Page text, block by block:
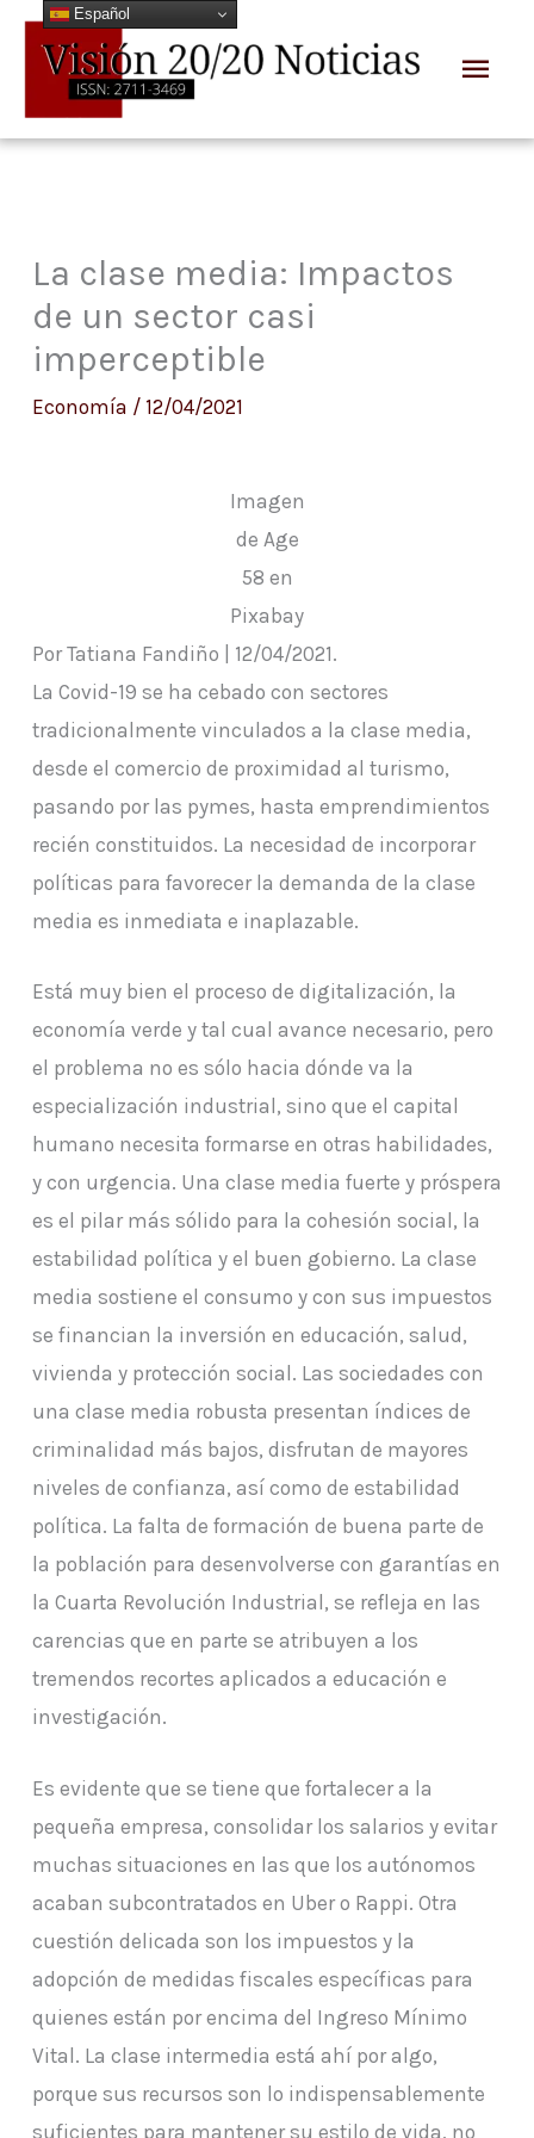
contenido
La clase media: Impactos
de un sector casi
imperceptible
Economía / 12/04/2021
Imagen
de Age
58 en
Pixabay
Por Tatiana Fandiño | 12/04/2021.
La Covid-19 se ha cebado con sectores
tradicionalmente vinculados a la clase media,
desde el comercio de proximidad al turismo,
pasando por las pymes, hasta emprendimientos
recién constituidos. La necesidad de incorporar
políticas para favorecer la demanda de la clase
media es inmediata e inaplazable.
Está muy bien el proceso de digitalización, la
economía verde y tal cual avance necesario, pero
el problema no es sólo hacia dónde va la
especialización industrial, sino que el capital
humano necesita formarse en otras habilidades,
y con urgencia. Una clase media fuerte y próspera
es el pilar más sólido para la cohesión social, la
estabilidad política y el buen gobierno. La clase
media sostiene el consumo y con sus impuestos
se financian la inversión en educación, salud,
vivienda y protección social. Las sociedades con
una clase media robusta presentan índices de
criminalidad más bajos, disfrutan de mayores
niveles de confianza, así como de estabilidad
política. La falta de formación de buena parte de
la población para desenvolverse con garantías en
la Cuarta Revolución Industrial, se refleja en las
carencias que en parte se atribuyen a los
tremendos recortes aplicados a educación e
investigación.
Es evidente que se tiene que fortalecer a la
pequeña empresa, consolidar los salarios y evitar
muchas situaciones en las que los autónomos
acaban subcontratados en Uber o Rappi. Otra
cuestión delicada son los impuestos y la
adopción de medidas fiscales específicas para
quienes están por encima del Ingreso Mínimo
Vital. La clase intermedia está ahí por algo,
porque sus recursos son lo indispensablemente
suficientes para mantener su estilo de vida, no
Español